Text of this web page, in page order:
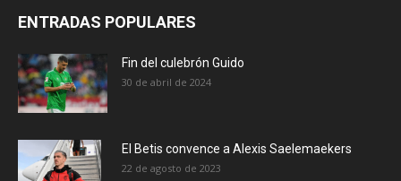
ENTRADAS POPULARES
Fin del culebrón Guido
30 de abril de 2024
El Betis convence a Alexis Saelemaekers
22 de agosto de 2023